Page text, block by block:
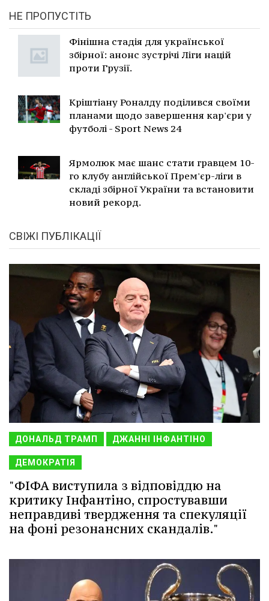
НЕ ПРОПУСТІТЬ
Фінішна стадія для української
збірної: анонс зустрічі Ліги націй
проти Грузії.
Кріштіану Роналду поділився своїми
планами щодо завершення кар'єри у
футболі - Sport News 24
Ярмолюк має шанс стати гравцем 10-
го клубу англійської Прем'єр-ліги в
складі збірної України та встановити
новий рекорд.
СВІЖІ ПУБЛІКАЦІЇ
ДОНАЛЬД ТРАМП ДЖАННІ ІНФАНТІНО
ДЕМОКРАТІЯ
"ФІФА виступила з відповіддю на
критику Інфантіно, спростувавши
неправдиві твердження та спекуляції
на фоні резонансних скандалів."